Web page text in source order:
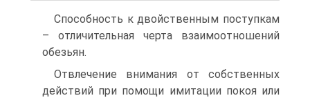
Способность к двойственным поступкам
– отличительная черта взаимоотношений
обезьян.
Отвлечение внимания от собственных
действий при помощи имитации покоя или